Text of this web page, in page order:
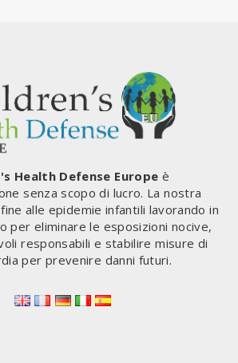
Health Defense Europe è
senza scopo di lucro. La nostra
alle epidemie infantili lavorando in
per eliminare le esposizioni nocive,
responsabili e stabilire misure di
per prevenire danni futuri.